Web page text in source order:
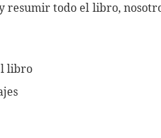
resumir todo el libro,
libro